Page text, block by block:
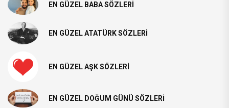
EN GÜZEL BABA SÖZLERI
EN GÜZEL ATATÜRK SÖZLERI
EN GÜZEL AŞK SÖZLERI
EN GÜZEL DOĞUM GÜNÜ SÖZLERI